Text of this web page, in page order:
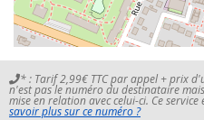
* : Tarif 2,99€ TTC par appel + prix
n'est pas le numéro du destinataire
mise en relation avec celui-ci. Ce
savoir plus sur ce numéro ?